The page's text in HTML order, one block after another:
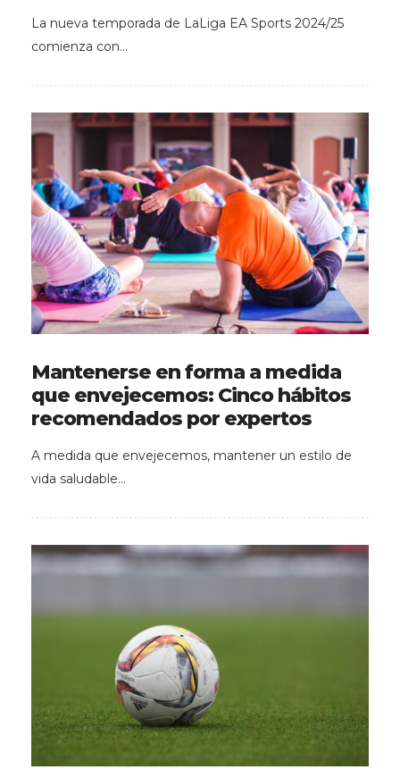
La nueva temporada de LaLiga EA Sports 2024/25
comienza con…
Mantenerse en forma a medida
que envejecemos: Cinco hábitos
recomendados por expertos
A medida que envejecemos, mantener un estilo de
vida saludable…